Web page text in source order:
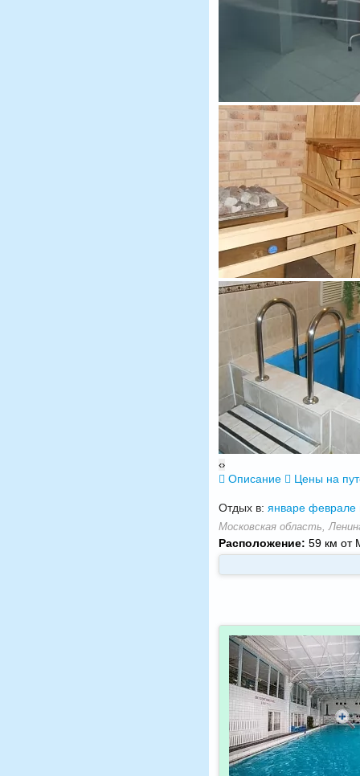
‹›
Описание Цены на
Отдых в: январе феврале
Московская область,
Расположение: 59 км от